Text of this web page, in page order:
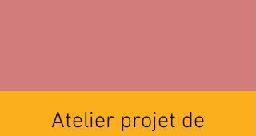
Atelier projet de